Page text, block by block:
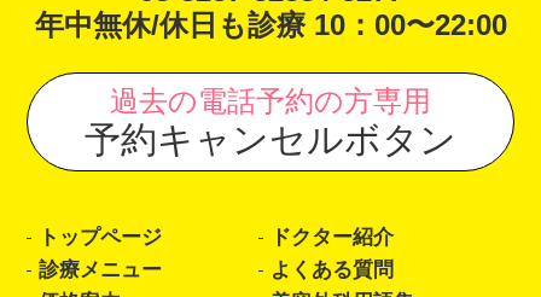
年中無休/休日も診療 10：00〜22:00
過去の電話予約の方専用
予約キャンセルボタン
トップページ
ドクター紹介
診療メニュー
よくある質問